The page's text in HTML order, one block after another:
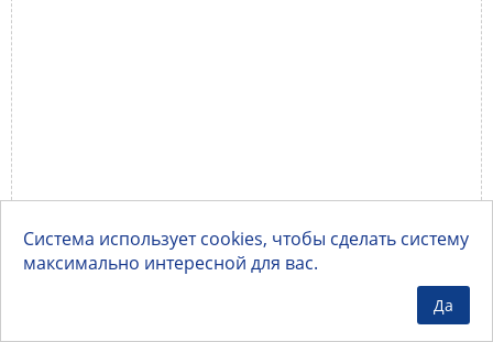
Система использует cookies, чтобы сделать систему
максимально интересной для вас.
Да